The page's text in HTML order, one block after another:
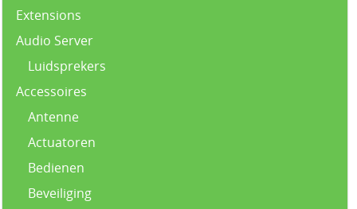
Extensions
Audio Server
Luidsprekers
Accessoires
Antenne
Actuatoren
Bedienen
Beveiliging